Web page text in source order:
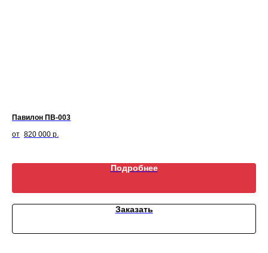
Павилон ПВ-003
820 000 р.
Подробнее
Заказать